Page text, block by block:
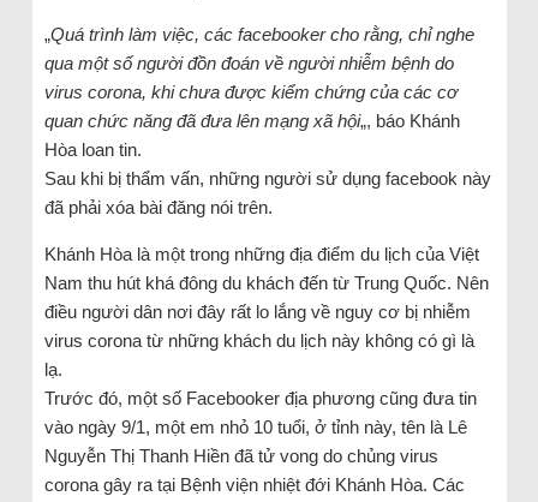
„Quá trình làm việc, các facebooker cho rằng, chỉ nghe
qua một số người đồn đoán về người nhiễm bệnh do
virus corona, khi chưa được kiểm chứng của các cơ
quan chức năng đã đưa lên mạng xã hội„, báo Khánh
Hòa loan tin.
Sau khi bị thẩm vấn, những người sử dụng facebook này
đã phải xóa bài đăng nói trên.
Khánh Hòa là một trong những địa điểm du lịch của Việt
Nam thu hút khá đông du khách đến từ Trung Quốc. Nên
điều người dân nơi đây rất lo lắng về nguy cơ bị nhiễm
virus corona từ những khách du lịch này không có gì là
lạ.
Trước đó, một số Facebooker địa phương cũng đưa tin
vào ngày 9/1, một em nhỏ 10 tuổi, ở tỉnh này, tên là Lê
Nguyễn Thị Thanh Hiền đã tử vong do chủng virus
corona gây ra tại Bệnh viện nhiệt đới Khánh Hòa. Các